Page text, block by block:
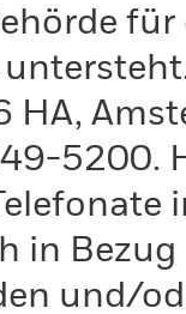
5200.
in
und/